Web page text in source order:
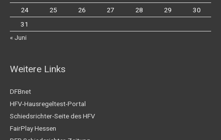
24
25 26 27 28 29
30
31
« Juni
Weitere Links
DFBnet
HFV-Hausregeltest-Portal
Schiedsrichter-Seite des HFV
FairPlay Hessen